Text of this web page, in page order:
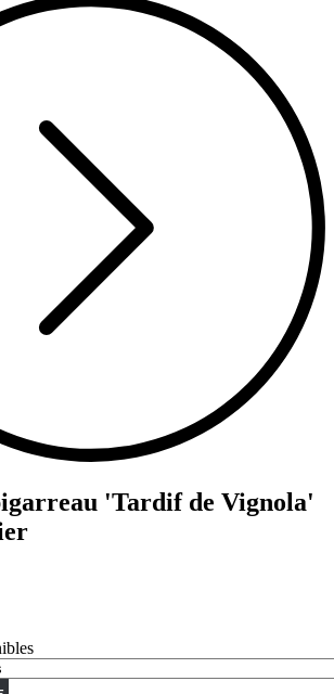
'Tardif de Vignola'